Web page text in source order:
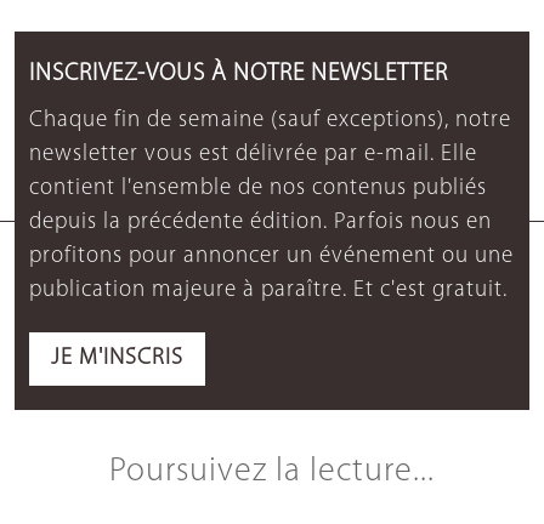
INSCRIVEZ-VOUS À NOTRE NEWSLETTER
Chaque fin de semaine (sauf exceptions), notre
newsletter vous est délivrée par e-mail. Elle
contient l'ensemble de nos contenus publiés
depuis la précédente édition. Parfois nous en
profitons pour annoncer un événement ou une
publication majeure à paraître. Et c'est gratuit.
JE M'INSCRIS
Poursuivez la lecture...